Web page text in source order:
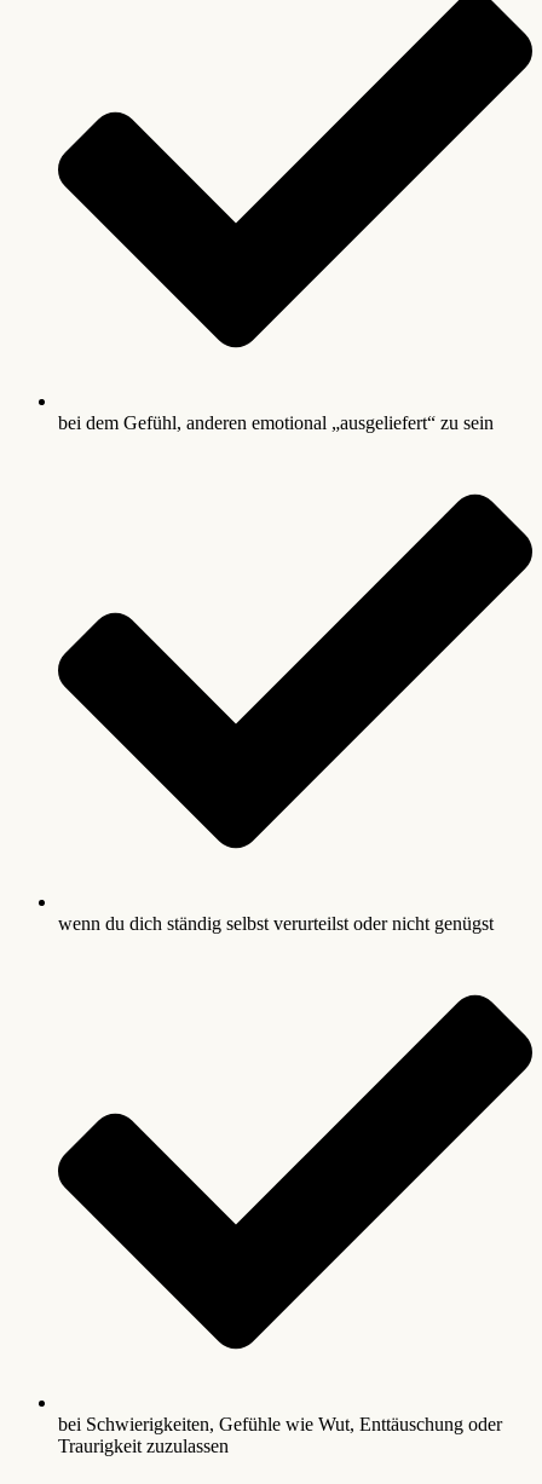
bei dem Gefühl, anderen emotional „ausgeliefert“ zu sein
wenn du dich ständig selbst verurteilst oder nicht genügst
bei Schwierigkeiten, Gefühle wie Wut, Enttäuschung oder
Traurigkeit zuzulassen